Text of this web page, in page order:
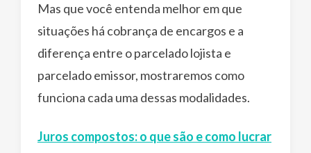
Mas que você entenda melhor em que
situações há cobrança de encargos e a
diferença entre o parcelado lojista e
parcelado emissor, mostraremos como
funciona cada uma dessas modalidades.
Juros compostos: o que são e como lucrar